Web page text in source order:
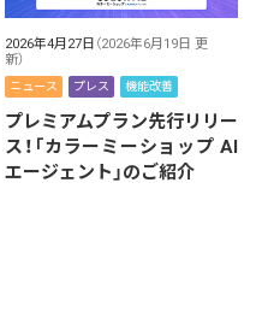
2026年4月27日 （2026年6月19日 更
新）
ニュース プレス 機能改善
プレミアムプラン先行リリー
ス！「カラーミーショップ AI
エージェント」のご紹介